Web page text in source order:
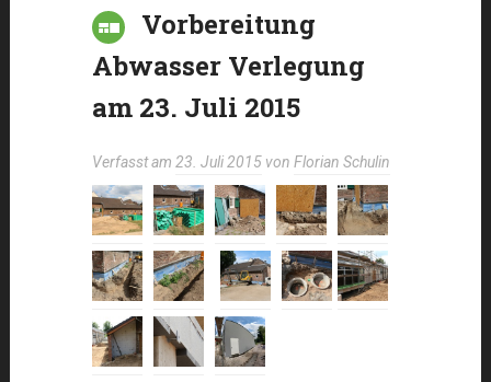
Vorbereitung
Abwasser Verlegung
am 23. Juli 2015
Verfasst am 23. Juli 2015von Florian Schulin